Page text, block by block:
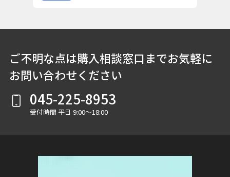
ご不明な点は購入相談窓口までお気軽に
お問い合わせください
045-225-8953
受付時間 平日 9:00～18:00